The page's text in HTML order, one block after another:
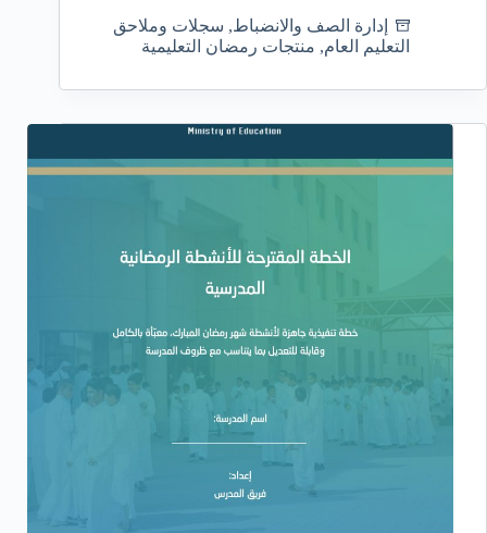
إدارة الصف والانضباط, سجلات وملاحق
التعليم العام, منتجات رمضان التعليمية